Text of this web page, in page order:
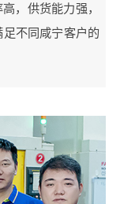
，供货能力强，
不同咸宁客户的